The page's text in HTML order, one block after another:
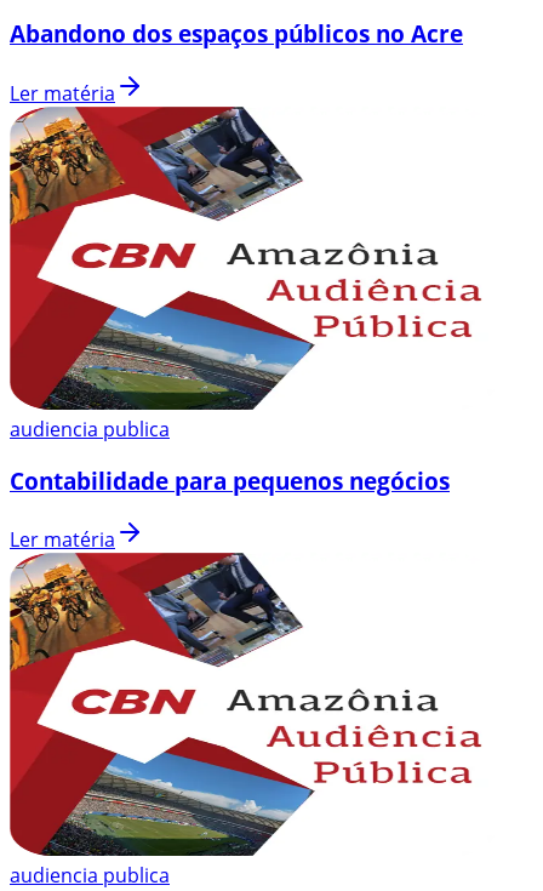
Abandono dos espaços públicos no Acre
Ler matéria
audiencia publica
Contabilidade para pequenos negócios
Ler matéria
audiencia publica